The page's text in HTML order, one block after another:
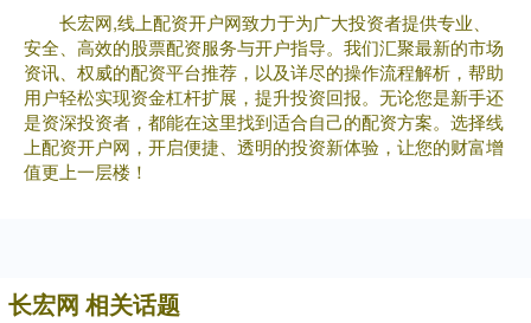
长宏网,线上配资开户网致力于为广大投资者提供专业、
安全、高效的股票配资服务与开户指导。我们汇聚最新的市场
资讯、权威的配资平台推荐，以及详尽的操作流程解析，帮助
用户轻松实现资金杠杆扩展，提升投资回报。无论您是新手还
是资深投资者，都能在这里找到适合自己的配资方案。选择线
上配资开户网，开启便捷、透明的投资新体验，让您的财富增
值更上一层楼！
长宏网 相关话题